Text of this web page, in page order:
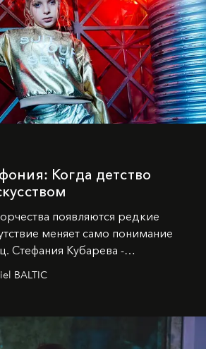
Когда детство
появляются редкие
меняет само понимание
Стефания Кубарева -
украшает обложки
2025, представляет собой
современной культуры.
BALTIC